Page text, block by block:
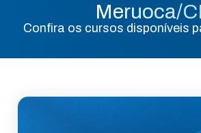
Meruoca/
Confira os cursos disponíveis